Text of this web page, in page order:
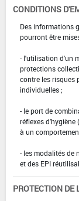
CONDITIONS
Des informations
pourront être
- l'utilisation d'un
protections
contre les risques
individuelles ;
- le port de
réflexes d'hygiène
à un
- les modalités de
et des EPI
PROTECTION DE